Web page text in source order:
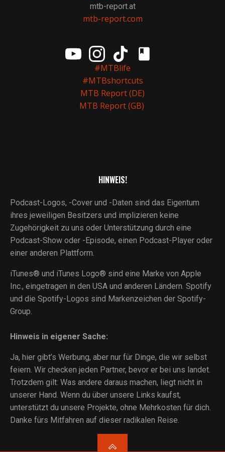
mtb-report.at
mtb-report.com
#MTBlife
#MTBshortcuts
MTB Report (DE)
MTB Report (GB)
HINWEIS!
Podcast-Logos, -Cover und -Daten sind das Eigentum
ihres jeweiligen Besitzers und implizieren keine
Zugehörigkeit zu uns oder Unterstützung durch eine
Podcast-Show oder -Episode, einen Podcast-Player oder
einer anderen Plattform.
iTunes® und iTunes Logo® sind eine Marke von Apple
Inc., eingetragen in den USA und anderen Ländern. Spotify
und die Spotify-Logos sind Markenzeichen der Spotify-
Group.
Hinweis in eigener Sache:
Ja, hier gibt’s Werbung, aber nur für Dinge, die wir selbst
feiern. Wir checken jeden Partner, bevor er bei uns landet.
Trotzdem gilt: Was andere daraus machen, liegt nicht in
unserer Hand. Wenn du über unsere Links kaufst,
unterstützt du unsere Projekte, ohne Mehrkosten für dich.
Danke fürs Mitfahren auf dieser radikalen Reise.